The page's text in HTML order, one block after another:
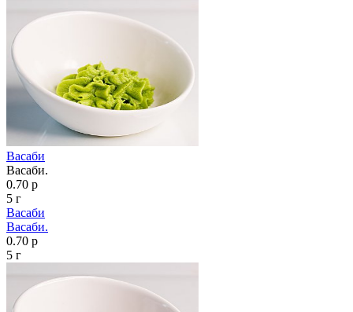
Васаби
Васаби.
0.70 р
5 г
Васаби
Васаби.
0.70 р
5 г